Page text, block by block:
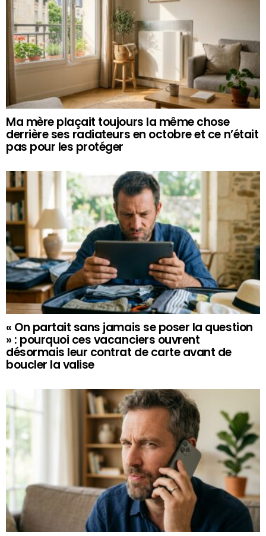
Ma mère plaçait toujours la même chose
derrière ses radiateurs en octobre et ce n’était
pas pour les protéger
« On partait sans jamais se poser la question
» : pourquoi ces vacanciers ouvrent
désormais leur contrat de carte avant de
boucler la valise